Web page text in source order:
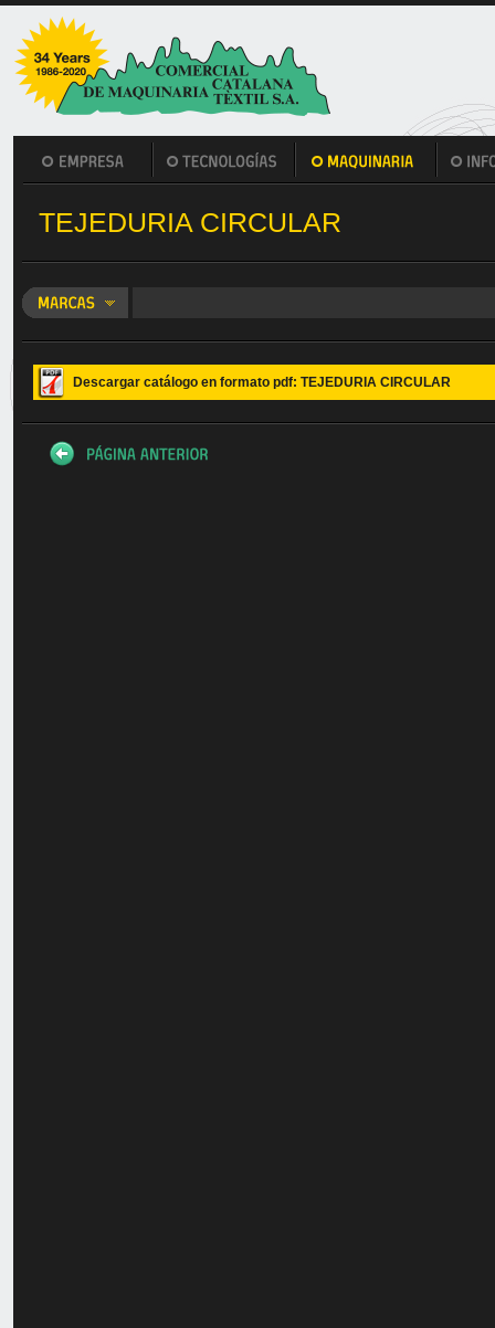
TEJEDURIA CIRCULAR
Descargar catálogo en formato pdf: TEJEDURIA CIRCULAR